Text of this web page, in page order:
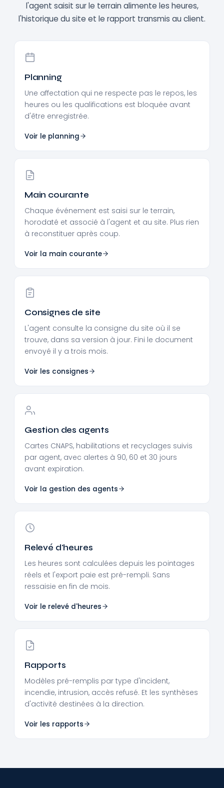
l'agent saisit sur le terrain alimente les heures,
l'historique du site et le rapport transmis au client.
Planning
Une affectation qui ne respecte pas le repos, les
heures ou les qualifications est bloquée avant
d'être enregistrée.
Voir le planning
Main courante
Chaque événement est saisi sur le terrain,
horodaté et associé à l'agent et au site. Plus rien
à reconstituer après coup.
Voir la main courante
Consignes de site
L'agent consulte la consigne du site où il se
trouve, dans sa version à jour. Fini le document
envoyé il y a trois mois.
Voir les consignes
Gestion des agents
Cartes CNAPS, habilitations et recyclages suivis
par agent, avec alertes à 90, 60 et 30 jours
avant expiration.
Voir la gestion des agents
Relevé d'heures
Les heures sont calculées depuis les pointages
réels et l'export paie est pré-rempli. Sans
ressaisie en fin de mois.
Voir le relevé d'heures
Rapports
Modèles pré-remplis par type d'incident,
incendie, intrusion, accès refusé. Et les synthèses
d'activité destinées à la direction.
Voir les rapports